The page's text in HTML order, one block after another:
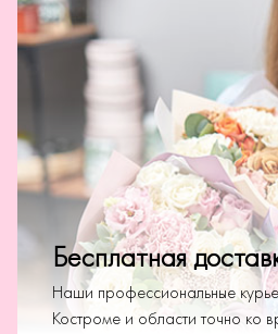
Бесплатная
Наши профессиональные
Костроме и области точно ко